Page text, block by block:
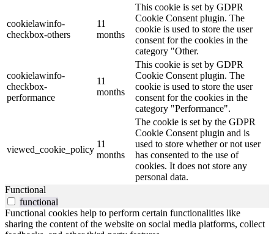
cookielawinfo-
checkbox-others
11
months
This cookie is set by GDPR
Cookie Consent plugin. The
cookie is used to store the user
consent for the cookies in the
category "Other.
cookielawinfo-
checkbox-
performance
11
months
This cookie is set by GDPR
Cookie Consent plugin. The
cookie is used to store the user
consent for the cookies in the
category "Performance".
viewed_cookie_policy
11
months
The cookie is set by the GDPR
Cookie Consent plugin and is
used to store whether or not user
has consented to the use of
cookies. It does not store any
personal data.
Functional
functional
Functional cookies help to perform certain functionalities like
sharing the content of the website on social media platforms, collect